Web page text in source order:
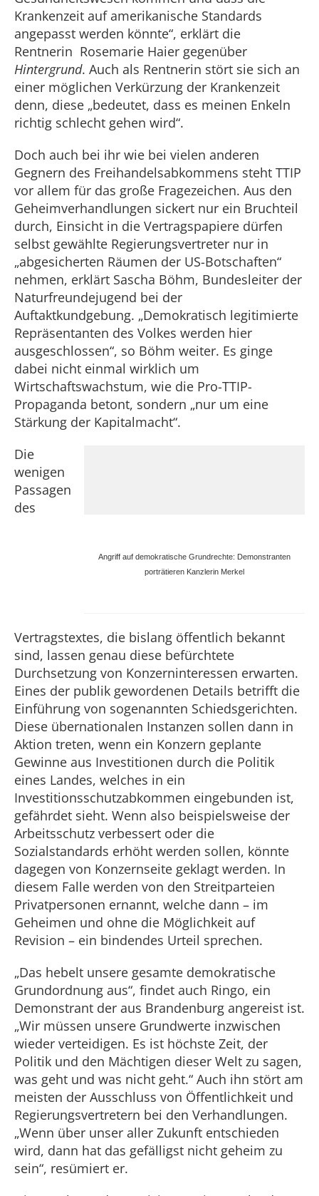
Krankenzeit auf amerikanische Standards
angepasst werden könnte“, erklärt die
Rentnerin Rosemarie Haier gegenüber
Hintergrund. Auch als Rentnerin stört sie sich an
einer möglichen Verkürzung der Krankenzeit
denn, diese „bedeutet, dass es meinen Enkeln
richtig schlecht gehen wird“.
Doch auch bei ihr wie bei vielen anderen
Gegnern des Freihandelsabkommens steht TTIP
vor allem für das große Fragezeichen. Aus den
Geheimverhandlungen sickert nur ein Bruchteil
durch, Einsicht in die Vertragspapiere dürfen
selbst gewählte Regierungsvertreter nur in
„abgesicherten Räumen der US-Botschaften“
nehmen, erklärt Sascha Böhm, Bundesleiter der
Naturfreundejugend bei der
Auftaktkundgebung. „Demokratisch legitimierte
Repräsentanten des Volkes werden hier
ausgeschlossen“, so Böhm weiter. Es ginge
dabei nicht einmal wirklich um
Wirtschaftswachstum, wie die Pro-TTIP-
Propaganda betont, sondern „nur um eine
Stärkung der Kapitalmacht“.
Angriff auf demokratische Grundrechte: Demonstranten
porträtieren Kanzlerin Merkel
Die
wenigen
Passagen
des
Vertragstextes, die bislang öffentlich bekannt
sind, lassen genau diese befürchtete
Durchsetzung von Konzerninteressen erwarten.
Eines der publik gewordenen Details betrifft die
Einführung von sogenannten Schiedsgerichten.
Diese übernationalen Instanzen sollen dann in
Aktion treten, wenn ein Konzern geplante
Gewinne aus Investitionen durch die Politik
eines Landes, welches in ein
Investitionsschutzabkommen eingebunden ist,
gefährdet sieht. Wenn also beispielsweise der
Arbeitsschutz verbessert oder die
Sozialstandards erhöht werden sollen, könnte
dagegen von Konzernseite geklagt werden. In
diesem Falle werden von den Streitparteien
Privatpersonen ernannt, welche dann – im
Geheimen und ohne die Möglichkeit auf
Revision – ein bindendes Urteil sprechen.
„Das hebelt unsere gesamte demokratische
Grundordnung aus“, findet auch Ringo, ein
Demonstrant der aus Brandenburg angereist ist.
„Wir müssen unsere Grundwerte inzwischen
wieder verteidigen. Es ist höchste Zeit, der
Politik und den Mächtigen dieser Welt zu sagen,
was geht und was nicht geht.“ Auch ihn stört am
meisten der Ausschluss von Öffentlichkeit und
Regierungsvertretern bei den Verhandlungen.
„Wenn über unser aller Zukunft entschieden
wird, dann hat das gefälligst nicht geheim zu
sein“, resümiert er.